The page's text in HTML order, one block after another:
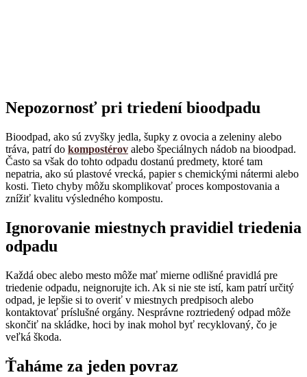
Nepozornosť pri triedení bioodpadu
Bioodpad, ako sú zvyšky jedla, šupky z ovocia a zeleniny alebo
tráva, patrí do kompostérov alebo špeciálnych nádob na bioodpad.
Často sa však do tohto odpadu dostanú predmety, ktoré tam
nepatria, ako sú plastové vrecká, papier s chemickými nátermi alebo
kosti. Tieto chyby môžu skomplikovať proces kompostovania a
znížiť kvalitu výsledného kompostu.
Ignorovanie miestnych pravidiel triedenia
odpadu
Každá obec alebo mesto môže mať mierne odlišné pravidlá pre
triedenie odpadu, neignorujte ich. Ak si nie ste istí, kam patrí určitý
odpad, je lepšie si to overiť v miestnych predpisoch alebo
kontaktovať príslušné orgány. Nesprávne roztriedený odpad môže
skončiť na skládke, hoci by inak mohol byť recyklovaný, čo je
veľká škoda.
Ťaháme za jeden povraz